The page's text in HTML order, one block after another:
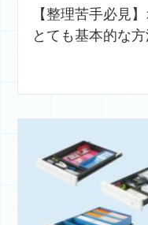
【整理苦手必見
とても基本的な